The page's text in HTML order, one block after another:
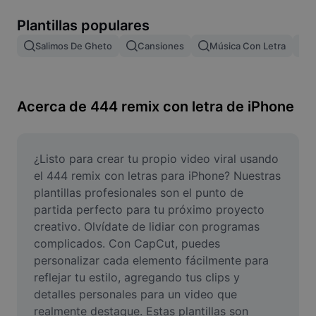
Image merge
Resize Image
Meme Generator
AI Text Remover
AI People Remover
AI Inpainting
Face Cutout
Plantillas populares
Salimos De Gheto Cansiones Música Con Letra
Acerca de 444 remix con letra de iPhone
¿Listo para crear tu propio video viral usando
el 444 remix con letras para iPhone? Nuestras
plantillas profesionales son el punto de
partida perfecto para tu próximo proyecto
creativo. Olvídate de lidiar con programas
complicados. Con CapCut, puedes
personalizar cada elemento fácilmente para
reflejar tu estilo, agregando tus clips y
detalles personales para un video que
realmente destaque. Estas plantillas son